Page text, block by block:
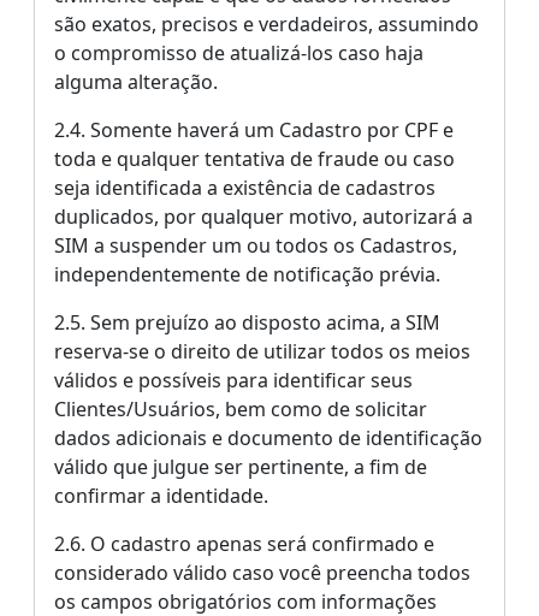
são exatos, precisos e verdadeiros, assumindo
o compromisso de atualizá-los caso haja
alguma alteração.
2.4. Somente haverá um Cadastro por CPF e
toda e qualquer tentativa de fraude ou caso
seja identificada a existência de cadastros
duplicados, por qualquer motivo, autorizará a
SIM a suspender um ou todos os Cadastros,
independentemente de notificação prévia.
2.5. Sem prejuízo ao disposto acima, a SIM
reserva-se o direito de utilizar todos os meios
válidos e possíveis para identificar seus
Clientes/Usuários, bem como de solicitar
dados adicionais e documento de identificação
válido que julgue ser pertinente, a fim de
confirmar a identidade.
2.6. O cadastro apenas será confirmado e
considerado válido caso você preencha todos
os campos obrigatórios com informações